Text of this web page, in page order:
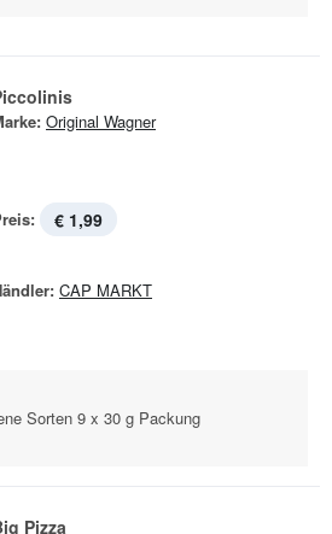
Original Wagner
€ 1,99
CAP MARKT
Sorten 9 x 30 g Packung
Pizza